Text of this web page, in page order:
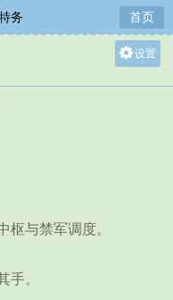
务 首页
设置
与禁军调度。
。